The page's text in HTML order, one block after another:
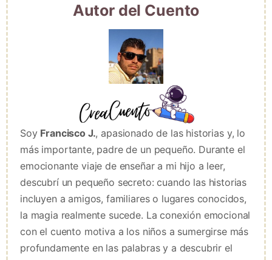
Autor del Cuento
Soy Francisco J., apasionado de las historias y, lo
más importante, padre de un pequeño. Durante el
emocionante viaje de enseñar a mi hijo a leer,
descubrí un pequeño secreto: cuando las historias
incluyen a amigos, familiares o lugares conocidos,
la magia realmente sucede. La conexión emocional
con el cuento motiva a los niños a sumergirse más
profundamente en las palabras y a descubrir el